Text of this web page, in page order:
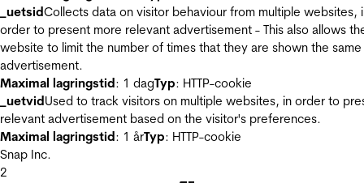
_uetsidCollects data on visitor behaviour from multiple websites,
order to present more relevant advertisement - This also allows
website to limit the number of times that they are shown the same
advertisement.
Maximal lagringstid: 1 dagTyp: HTTP-cookie
_uetvidUsed to track visitors on multiple websites, in order to
relevant advertisement based on the visitor's preferences.
Maximal lagringstid: 1 årTyp: HTTP-cookie
Snap Inc.
2